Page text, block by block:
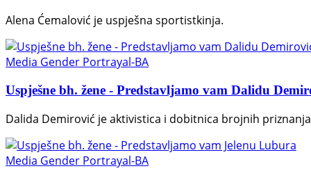
Alena Ćemalović je uspješna sportistkinja.
Media Gender Portrayal-BA
Uspješne bh. žene - Predstavljamo vam Dalidu
Dalida Demirović je aktivistica i dobitnica brojnih
Media Gender Portrayal-BA